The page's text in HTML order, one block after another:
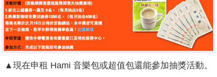
▲現在申租 Hami 音樂包或超值包還能參加抽獎活動。